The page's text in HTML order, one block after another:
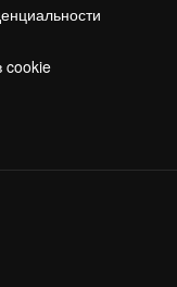
cookie